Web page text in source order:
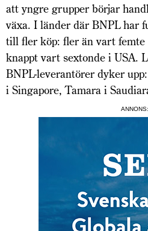
att yngre grupper börjar
växa. I länder där BNPL har
till fler köp: fler än vart
knappt vart sextonde i USA.
BNPL-leverantörer dyker
i Singapore, Tamara i
ANNONS: